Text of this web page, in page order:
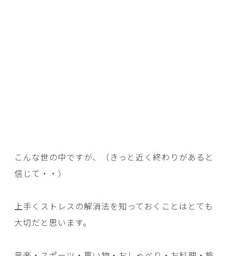
こんな世の中ですが、（きっと近く終わりがあると
信じて・・）
上手くストレスの解消法を知っておくことはとても
大切だと思います。